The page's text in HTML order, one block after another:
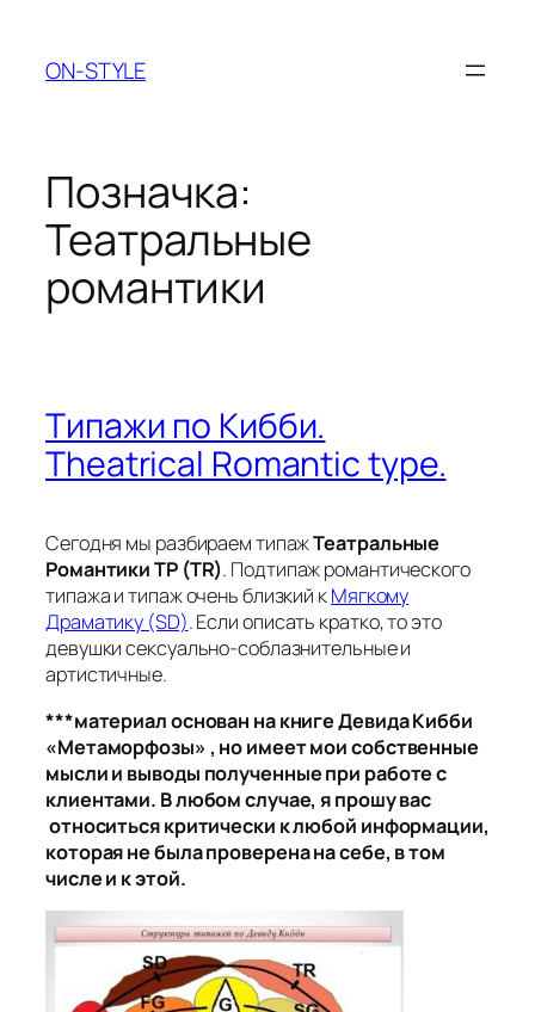
вмісту
ON-STYLE
Позначка:
Театральные
романтики
Типажи по Кибби.
Theatrical Romantic type.
Сегодня мы разбираем типажТеатральные
Романтики ТР (TR). Подтипаж романтического
типажа и типаж очень близкий кМягкому
Драматику (SD). Если описать кратко, то это
девушки сексуально-соблазнительные и
артистичные.
***материал основан на книге Девида Кибби
«Метаморфозы» , но имеет мои собственные
мысли и выводы полученные при работе с
клиентами. В любом случае, я прошу вас
относиться критически к любой информации,
которая не была проверена на себе, в том
числе и к этой.